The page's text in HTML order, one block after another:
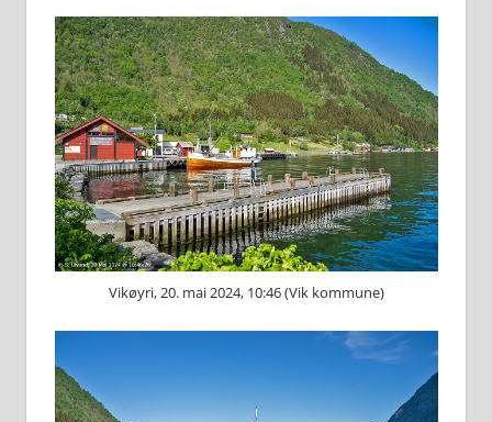
Vikøyri, 20. mai 2024, 10:46 (Vik kommune)